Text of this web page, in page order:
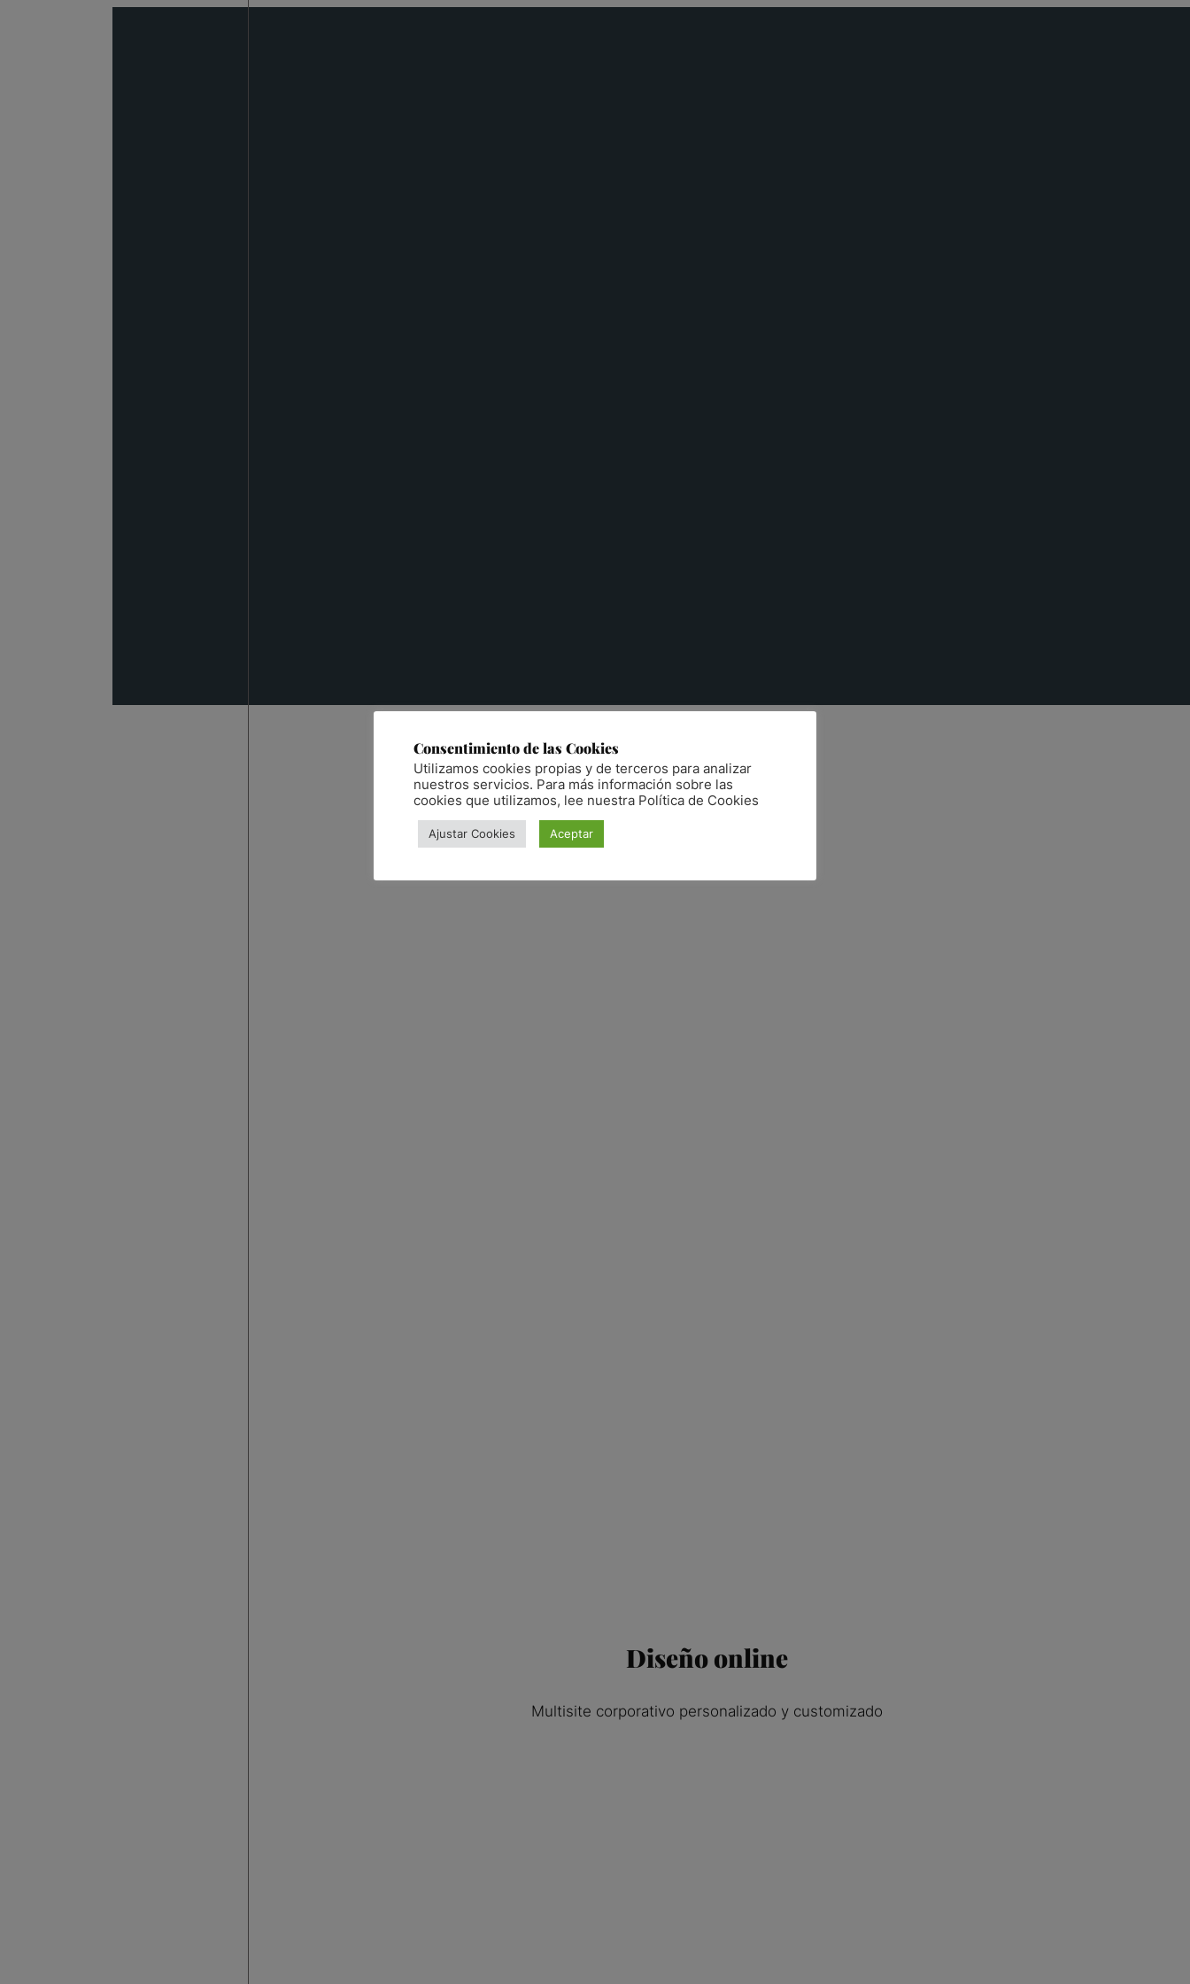
Diseño online
Multisite corporativo personalizado y customizado
Consentimiento de las Cookies
Utilizamos cookies propias y de terceros para analizar
nuestros servicios. Para más información sobre las
cookies que utilizamos, lee nuestra Política de Cookies
Ajustar Cookies Aceptar